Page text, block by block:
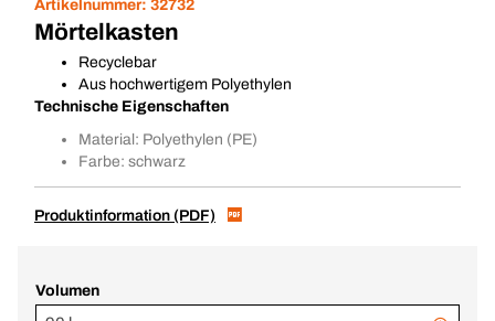
Artikelnummer: 32732
Mörtelkasten
Recyclebar
Aus hochwertigem Polyethylen
Technische Eigenschaften
Material: Polyethylen (PE)
Farbe: schwarz
Produktinformation (PDF)
Volumen